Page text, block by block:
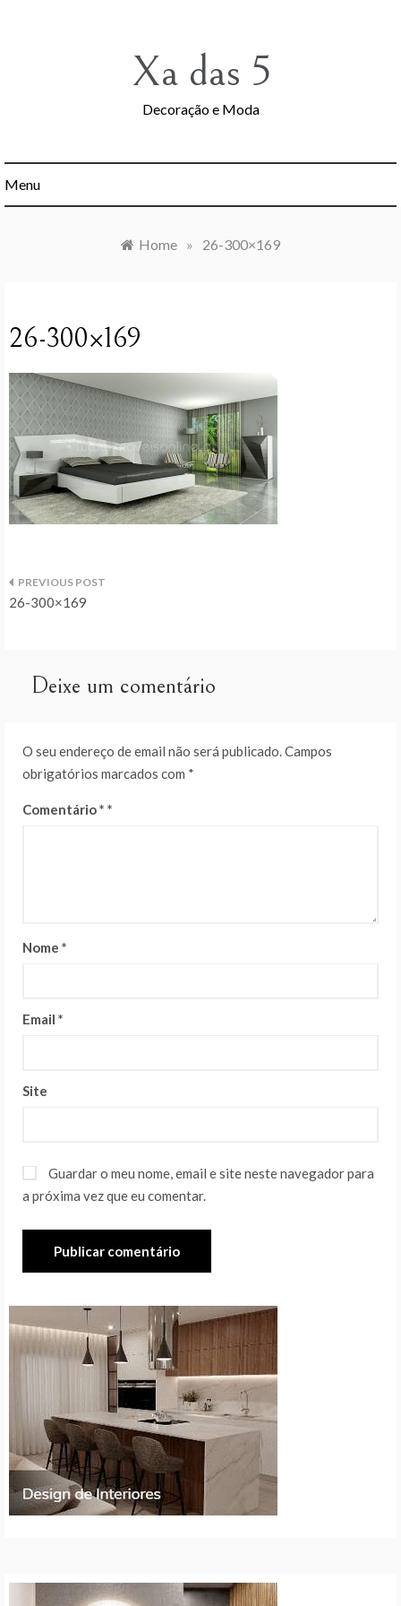
Xa das 5
Decoração e Moda
Menu
Home » 26-300×169
26-300×169
Navegação
artigos
26-300×169
Deixe um comentário
O seu endereço de email não será publicado.Campos
obrigatórios marcados com *
Comentário*
Nome *
Email *
Site
Guardar o meu nome, email e site neste navegador para
a próxima vez que eu comentar.